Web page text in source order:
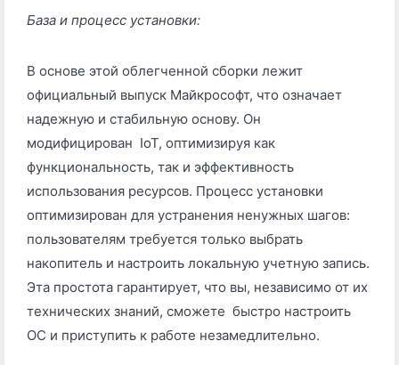
База и процесс установки:
В основе этой облегченной сборки лежит
официальный выпуск Майкрософт, что означает
надежную и стабильную основу. Он
модифицирован IoT, оптимизируя как
функциональность, так и эффективность
использования ресурсов. Процесс установки
оптимизирован для устранения ненужных шагов:
пользователям требуется только выбрать
накопитель и настроить локальную учетную запись.
Эта простота гарантирует, что вы, независимо от их
технических знаний, сможете быстро настроить
ОС и приступить к работе незамедлительно.